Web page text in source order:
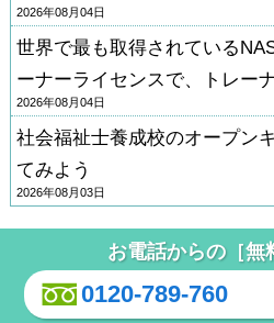
2026年08月04日
世界で最も取得されている
ーナーライセンスで、トレー
2026年08月04日
社会福祉士養成校のオープン
てみよう
2026年08月03日
お電話からの［無
0120-789-760